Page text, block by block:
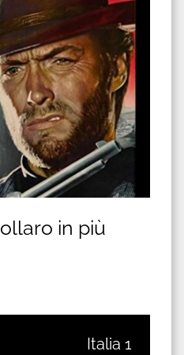
in più
Italia 1